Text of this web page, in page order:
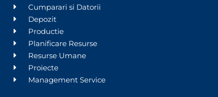
Cumparari si Datorii
Depozit
Productie
Planificare Resurse
Resurse Umane
Proiecte
Management Service